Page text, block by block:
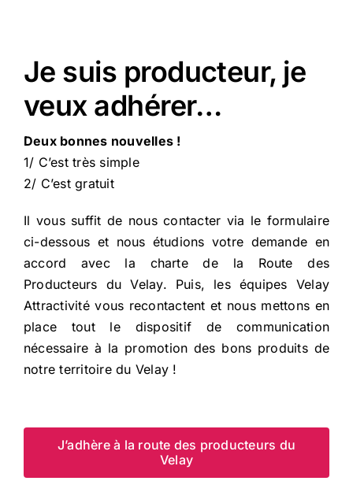
Je suis producteur, je
veux adhérer…
Deux bonnes nouvelles !
1/ C’est très simple
2/ C’est gratuit
Il vous suffit de nous contacter via le formulaire
ci-dessous et nous étudions votre demande en
accord avec la charte de la Route des
Producteurs du Velay. Puis, les équipes Velay
Attractivité vous recontactent et nous mettons en
place tout le dispositif de communication
nécessaire à la promotion des bons produits de
notre territoire du Velay !
J’adhère à la route des producteurs du
Velay